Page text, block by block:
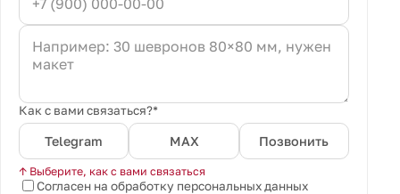
Как с вами связаться?*
Telegram MAX Позвонить
↑ Выберите, как с вами связаться
Согласен на обработку персональных данных